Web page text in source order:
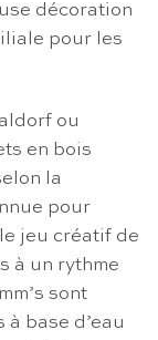
décoration
pour les
ou
en bois
la
pour
jeu créatif de
à un rythme
sont
base d’eau